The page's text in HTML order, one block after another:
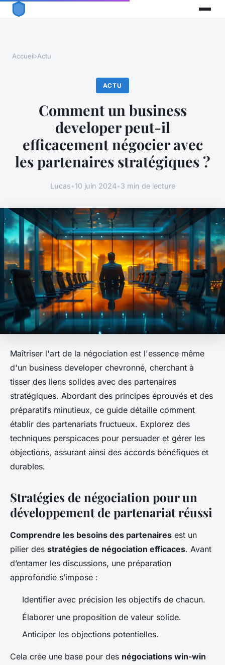
Accueil›Actu
ACTU
Comment un business
developer peut-il
efficacement négocier avec
les partenaires stratégiques ?
Lucas•10 juin 2024•3 min de lecture
Maîtriser l'art de la négociation est l'essence même
d'un business developer chevronné, cherchant à
tisser des liens solides avec des partenaires
stratégiques. Abordant des principes éprouvés et des
préparatifs minutieux, ce guide détaille comment
établir des partenariats fructueux. Explorez des
techniques perspicaces pour persuader et gérer les
objections, assurant ainsi des accords bénéfiques et
durables.
Stratégies de négociation pour un
développement de partenariat réussi
Comprendre les besoins des partenaires est un
pilier des stratégies de négociation efficaces. Avant
d’entamer les discussions, une préparation
approfondie s’impose :
Identifier avec précision les objectifs de chacun.
Élaborer une proposition de valeur solide.
Anticiper les objections potentielles.
Cela crée une base pour des négociations win-win